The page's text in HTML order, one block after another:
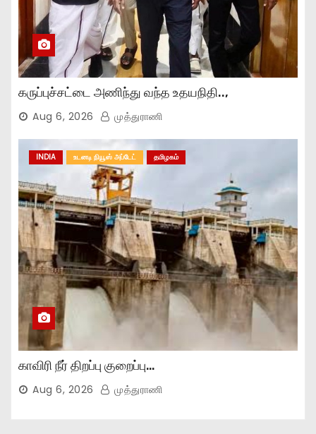
கருப்புச்சட்டை அணிந்து வந்த உதயநிதி..,
Aug 6, 2026 முத்துராணி
INDIA உடனடி நியூஸ் அப்டேட் தமிழகம்
காவிரி நீர் திறப்பு குறைப்பு…
Aug 6, 2026 முத்துராணி